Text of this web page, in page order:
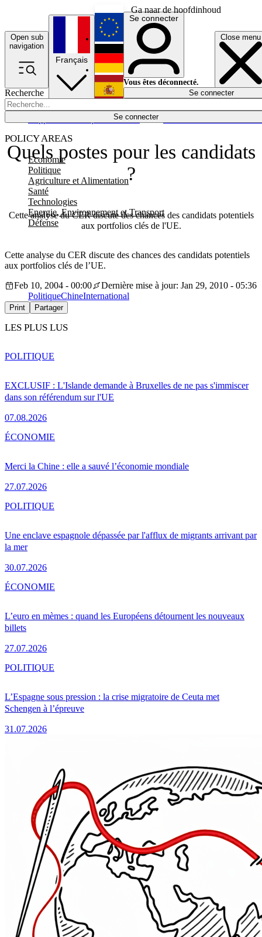
Ga naar de hoofdinhoud
Open sub
navigation
Close menu
Recherche
Se connecter
POLICY AREAS
Economie
Politique
Agriculture et Alimentation
Santé
Technologies
Energie, Environnement et Transport
Défense
Économie
Français
English
Deutsch
Español
Se connecter
Vous êtes déconnecté.
Se connecter
Quels postes pour les candidats
?
Cette analyse du CER discute des chances des candidats potentiels
aux portfolios clés de l'UE.
Cette analyse du CER discute des chances des candidats potentiels
aux portfolios clés de l’UE.
Feb 10, 2004 - 00:00
Dernière mise à jour: Jan 29, 2010 - 05:36
PolitiqueChineInternational
Print Partager
LES PLUS LUS
EXCLUSIF : L'Islande demande à Bruxelles de ne pas s'immiscer
dans son référendum sur l'UE
07.08.2026
POLITIQUE
Merci la Chine : elle a sauvé l’économie mondiale
27.07.2026
ÉCONOMIE
Une enclave espagnole dépassée par l'afflux de migrants arrivant par
la mer
30.07.2026
POLITIQUE
L’euro en mèmes : quand les Européens détournent les nouveaux
billets
27.07.2026
ÉCONOMIE
L’Espagne sous pression : la crise migratoire de Ceuta met
Schengen à l’épreuve
31.07.2026
POLITIQUE